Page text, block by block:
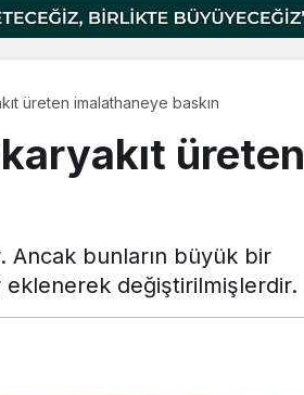
üreten imalathaneye baskın
üreten
Ancak bunların büyük bir
eklenerek değiştirilmişlerdir.